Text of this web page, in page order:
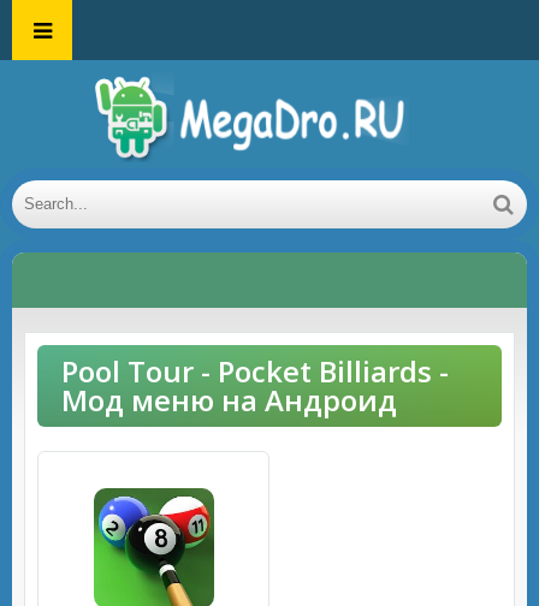
Pool Tour - Pocket Billiards -
Мод меню на Андроид